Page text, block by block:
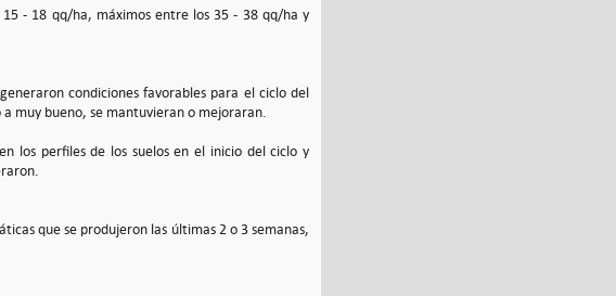
- 18 qq/ha, máximos entre los 35 - 38 qq/ha y
condiciones favorables para el ciclo del
muy bueno, se mantuvieran o mejoraran.
los perfiles de los suelos en el inicio del ciclo y
que se produjeron las últimas 2 o 3 semanas,